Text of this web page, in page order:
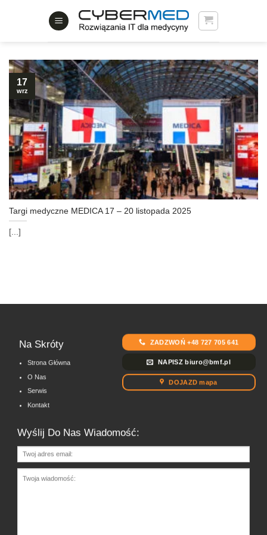
Targi medyczne MEDICA 17 – 20 listopada 2025
[...]
17
wrz
Na Skróty
Strona Główna
O Nas
Serwis
Kontakt
ZADZWOŃ +48 727 705 641
NAPISZ biuro@bmf.pl
DOJAZD mapa
Wyślij Do Nas Wiadomość: